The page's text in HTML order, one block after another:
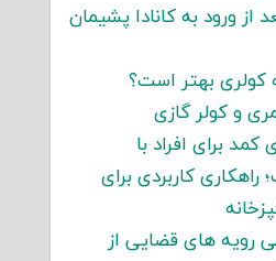
از ورود به کانادا پشیمان
کولری بهتر است؟
و کولر گازی
برای افراد با
کاربردی برای
رویه های قضایی از